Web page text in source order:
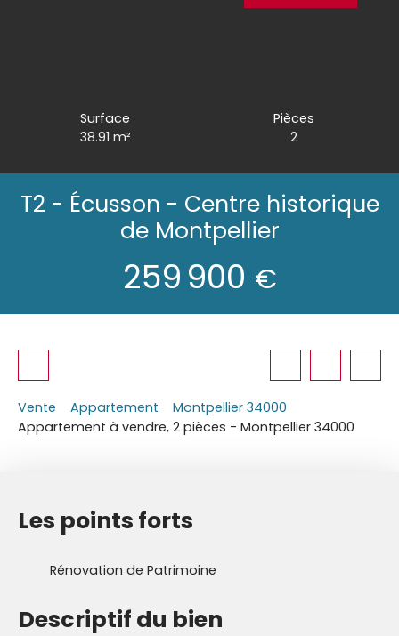
Surface
38.91 m²
Pièces
2
T2 - Écusson - Centre historique
de Montpellier
259 900 €
Vente Appartement
Montpellier 34000
Appartement à vendre, 2 pièces - Montpellier 34000
Les points forts
Rénovation de Patrimoine
Descriptif du bien